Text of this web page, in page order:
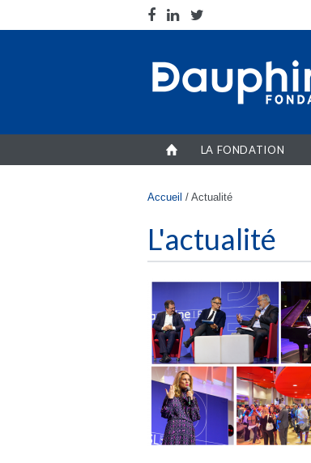
LA FONDATION
Vous êtes ici
Accueil / Actualité
L'actualité